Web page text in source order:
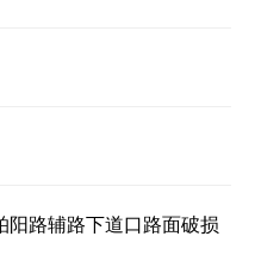
阳路辅路下道口路面破损